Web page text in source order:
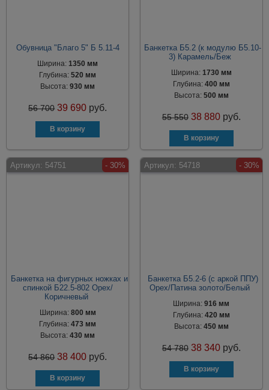
Обувница "Благо 5" Б 5.11-4
Ширина:1350 мм
Глубина:520 мм
Высота:930 мм
56 700 39 690 руб.
Банкетка Б5.2 (к модулю Б5.10-
3) Карамель/Беж
Ширина: 1730 мм
Глубина: 400 мм
Высота: 500 мм
55 550 38 880 руб.
Артикул: 54751 - 30%
Банкетка на фигурных ножках и
спинкой Б22.5-802 Орех/
Коричневый
Ширина: 800 мм
Глубина:473 мм
Высота:430 мм
54 860 38 400 руб.
Артикул: 54718 - 30%
Банкетка Б5.2-6 (с аркой ППУ)
Орех/Патина золото/Белый
Ширина:916 мм
Глубина: 420 мм
Высота: 450 мм
54 780 38 340 руб.